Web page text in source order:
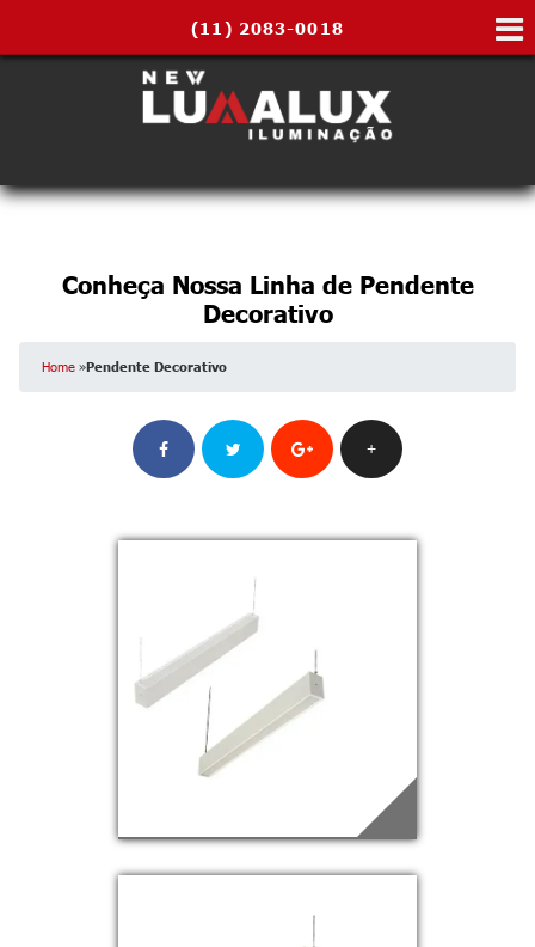
(11) 2083-0018
Conheça Nossa Linha de Pendente
Decorativo
Home »Pendente Decorativo
+